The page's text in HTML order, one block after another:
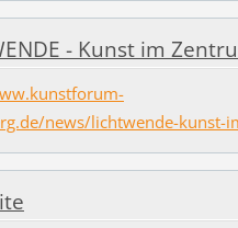
- Kunst im
news/lichtwende-kunst-